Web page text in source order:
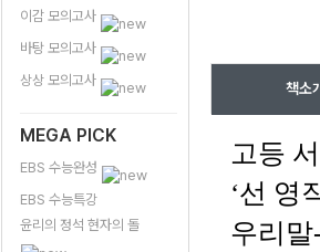
이감 모의고사
바탕 모의고사
상상 모의고사
MEGA PICK
EBS 수능완성
EBS 수능특강
윤리의 정석 현자의 돌
책소
고등
‘선 영
우리